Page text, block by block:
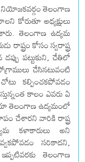
తెలంగాణ
కోరుతూ అధ్యక్షులు
తెలంగాణ ఉద్యమ
రాష్ట్రం కోసం స్వరాష్ట్ర
పట్టుకుని, చేతిలో
చేసినటువంటి
కల్పించకపోవడం
కాలం ఎవరు ఏ
తెలంగాణ ఉద్యమంలో
చేశారని వారికి రాష్ట్ర
కళాకారులు అని
సరికాదని,
తెలంగాణ